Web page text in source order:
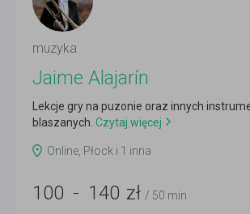
muzyka
Jaime Alajarín
Lekcje gry na puzonie oraz innych
blaszanych. Czytaj więcej
Online, Płock i 1 inna
100 - 140 zł / 50 min